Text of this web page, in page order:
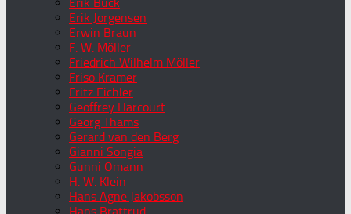
Erik Jorgensen
Erwin Braun
F. W. Möller
Friedrich Wilhelm Möller
Friso Kramer
Fritz Eichler
Geoffrey Harcourt
Georg Thams
Gerard van den Berg
Gianni Songia
Gunni Omann
H. W. Klein
Hans Agne Jakobsson